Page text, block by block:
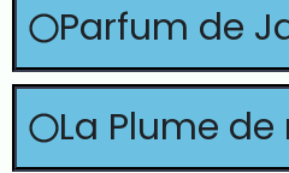
Parfum de
La Plume